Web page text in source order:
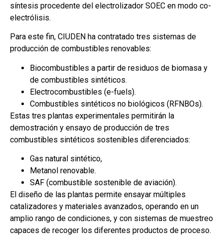
síntesis procedente del electrolizador SOEC en modo co-
electrólisis.
Para este fin, CIUDEN ha contratado tres sistemas de
producción de combustibles renovables:
Biocombustibles a partir de residuos de biomasa y
de combustibles sintéticos.
Electrocombustibles (e-fuels).
Combustibles sintéticos no biológicos (RFNBOs).
Estas tres plantas experimentales permitirán la
demostración y ensayo de producción de tres
combustibles sintéticos sostenibles diferenciados:
Gas natural sintético,
Metanol renovable.
SAF (combustible sostenible de aviación).
El diseño de las plantas permite ensayar múltiples
catalizadores y materiales avanzados, operando en un
amplio rango de condiciones, y con sistemas de muestreo
capaces de recoger los diferentes productos de proceso.